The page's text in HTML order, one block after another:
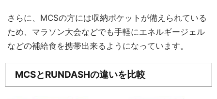
さらに、MCSの方には収納ポケットが備えられている
ため、マラソン大会などでも手軽にエネルギージェル
などの補給食を携帯出来るようになっています。
MCSとRUNDASHの違いを比較